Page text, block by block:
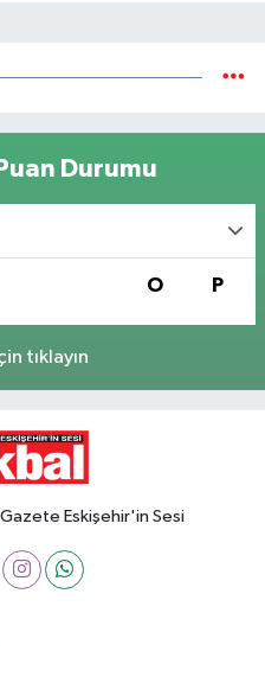
Durumu
O P
tıklayın
Eskişehir'in Sesi